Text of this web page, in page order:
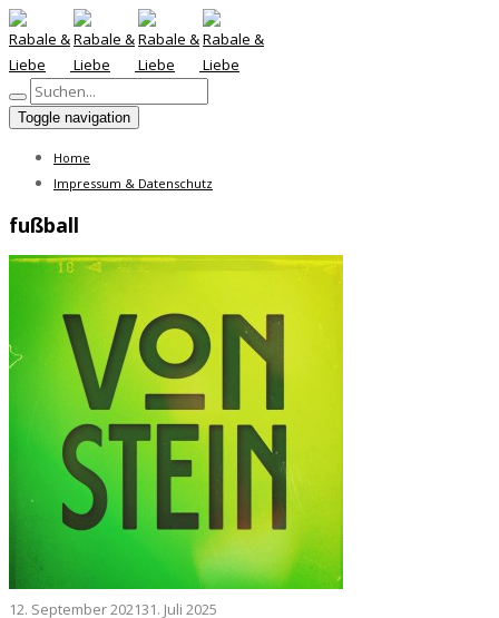
Toggle navigation
Home
Impressum & Datenschutz
fußball
12. September 202131. Juli 2025